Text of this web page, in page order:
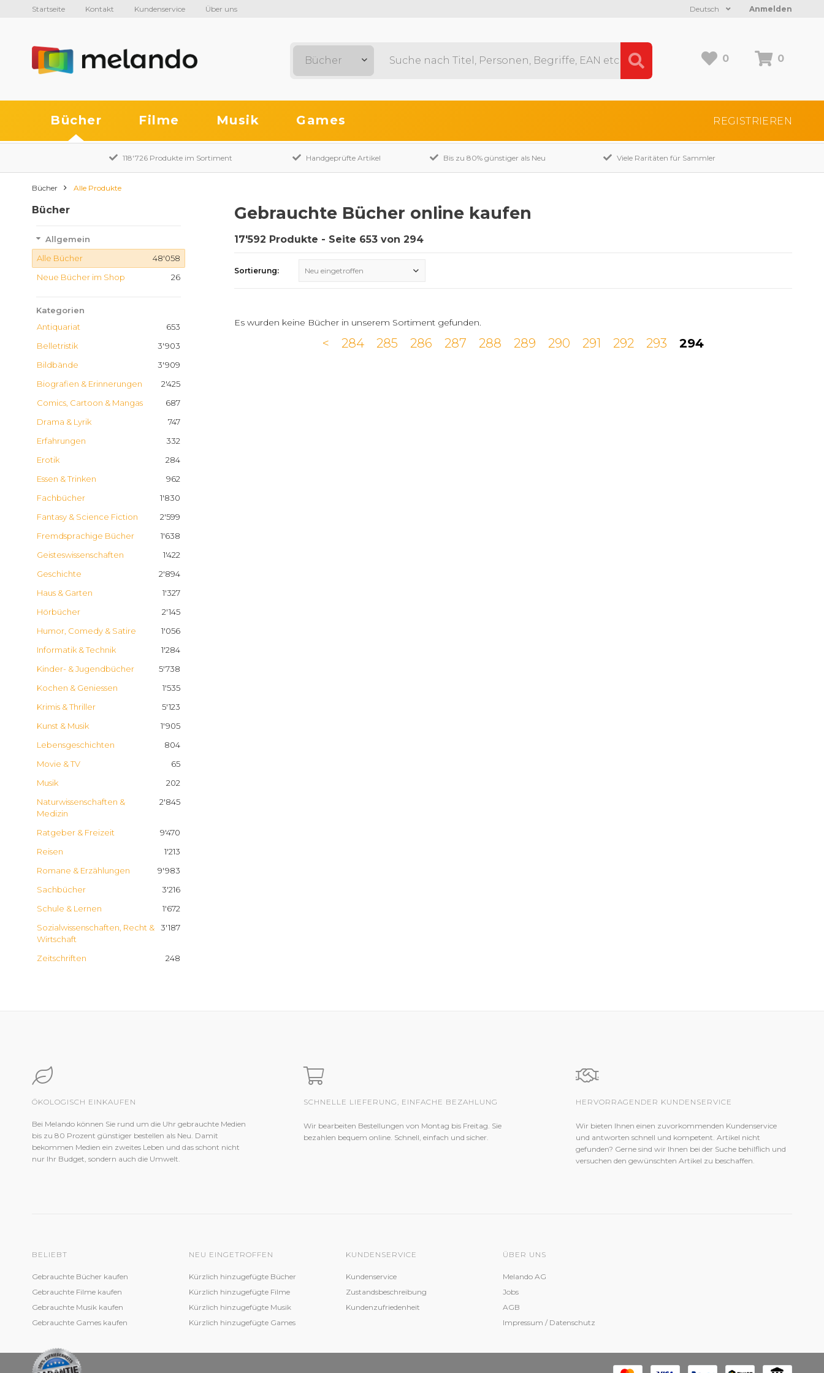
Startseite Kontakt Kundenservice Über uns Anmelden
Deutsch
0 0
Bücher
Bücher Filme Musik Games REGISTRIEREN
118'726 Produkte im Sortiment Handgeprüfte Artikel Bis zu 80% günstiger als Neu Viele Raritäten für Sammler
Bücher Alle Produkte
Bücher
Allgemein
48'058
Alle Bücher
26
Neue Bücher im Shop
Kategorien
653
Antiquariat
3'903
Belletristik
3'909
Bildbände
2'425
Biografien & Erinnerungen
687
Comics, Cartoon & Mangas
747
Drama & Lyrik
332
Erfahrungen
284
Erotik
962
Essen & Trinken
1'830
Fachbücher
2'599
Fantasy & Science Fiction
1'638
Fremdsprachige Bücher
1'422
Geisteswissenschaften
2'894
Geschichte
1'327
Haus & Garten
2'145
Hörbücher
1'056
Humor, Comedy & Satire
1'284
Informatik & Technik
5'738
Kinder- & Jugendbücher
1'535
Kochen & Geniessen
5'123
Krimis & Thriller
1'905
Kunst & Musik
804
Lebensgeschichten
65
Movie & TV
202
Musik
2'845
Naturwissenschaften &
Medizin
9'470
Ratgeber & Freizeit
1'213
Reisen
9'983
Romane & Erzählungen
3'216
Sachbücher
1'672
Schule & Lernen
3'187
Sozialwissenschaften, Recht &
Wirtschaft
248
Zeitschriften
Gebrauchte Bücher online kaufen
17'592 Produkte - Seite 653 von 294
Sortierung: Neu eingetroffen
Es wurden keine Bücher in unserem Sortiment gefunden.
< 284 285 286 287 288 289 290 291 292 293 294
ÖKOLOGISCH EINKAUFEN
Bei Melando können Sie rund um die Uhr gebrauchte Medien
bis zu 80 Prozent günstiger bestellen als Neu. Damit
bekommen Medien ein zweites Leben und das schont nicht
nur Ihr Budget, sondern auch die Umwelt.
SCHNELLE LIEFERUNG, EINFACHE BEZAHLUNG
Wir bearbeiten Bestellungen von Montag bis Freitag. Sie
bezahlen bequem online. Schnell, einfach und sicher.
HERVORRAGENDER KUNDENSERVICE
Wir bieten Ihnen einen zuvorkommenden Kundenservice
und antworten schnell und kompetent. Artikel nicht
gefunden? Gerne sind wir Ihnen bei der Suche behilflich und
versuchen den gewünschten Artikel zu beschaffen.
BELIEBT
Gebrauchte Bücher kaufen
Gebrauchte Filme kaufen
Gebrauchte Musik kaufen
Gebrauchte Games kaufen
NEU EINGETROFFEN
Kürzlich hinzugefügte Bücher
Kürzlich hinzugefügte Filme
Kürzlich hinzugefügte Musik
Kürzlich hinzugefügte Games
KUNDENSERVICE
Kundenservice
Zustandsbeschreibung
Kundenzufriedenheit
ÜBER UNS
Melando AG
Jobs
AGB
Impressum / Datenschutz